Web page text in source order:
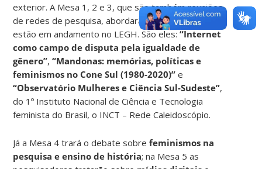
exterior. A Mesa 1, 2 e 3, que são também reuniões
de redes de pesquisa, abordarão três projetos que
estão em andamento no LEGH. São eles:“Internet
como campo de disputa pela igualdade de
gênero”,“Mandonas: memórias, políticas e
feminismos no Cone Sul (1980-2020)” e
“Observatório Mulheres e Ciência Sul-Sudeste”,
do 1º Instituto Nacional de Ciência e Tecnologia
feminista do Brasil, o INCT – Rede Caleidoscópio.
Já a Mesa 4 trará o debate sobrefeminismos na
pesquisa e ensino de história; na Mesa 5 as